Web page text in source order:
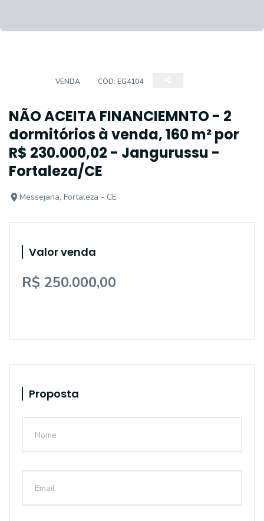
VENDA CÓD: EG4104
NÃO ACEITA FINANCIEMNTO - 2
dormitórios à venda, 160 m² por
R$ 230.000,02 - Jangurussu -
Fortaleza/CE
Messejana, Fortaleza - CE
Valor venda
R$ 250.000,00
Proposta